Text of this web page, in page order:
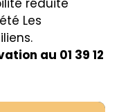
réduite
Les
au 01 39 12